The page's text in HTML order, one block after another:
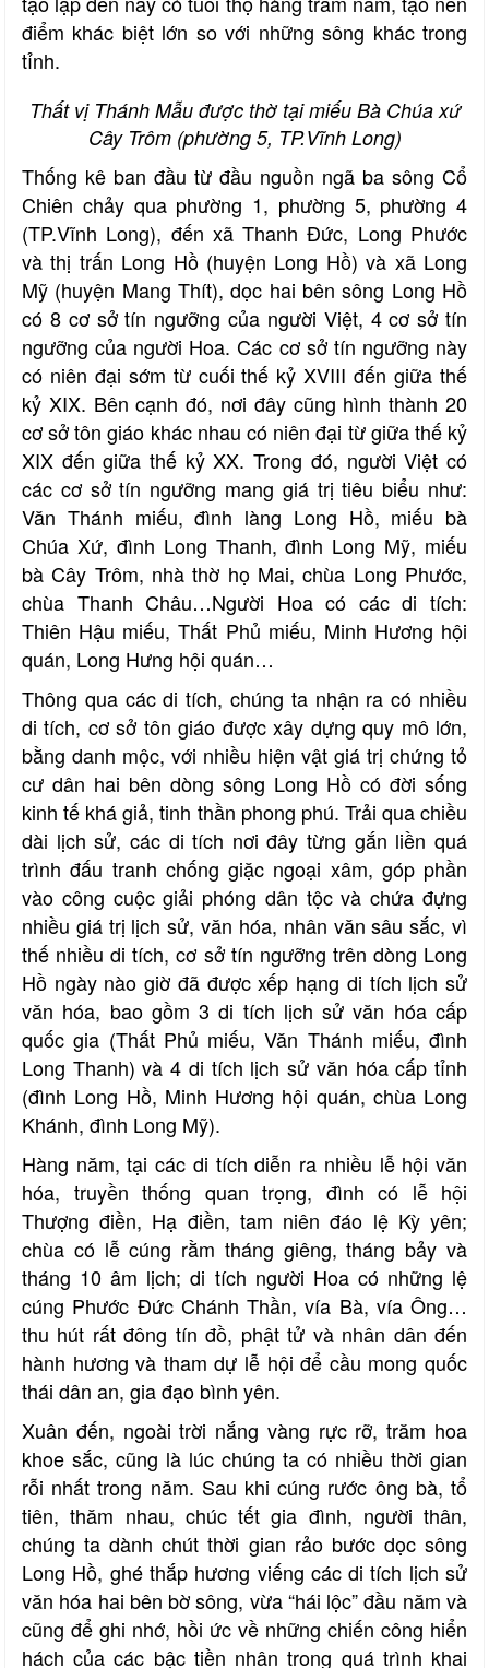
điểm khác biệt lớn so với những sông khác trong
tỉnh.
Thất vị Thánh Mẫu được thờ tại miếu Bà Chúa xứ
Cây Trôm (phường 5, TP.Vĩnh Long)
Thống kê ban đầu từ đầu nguồn ngã ba sông Cổ
Chiên chảy qua phường 1, phường 5, phường 4
(TP.Vĩnh Long), đến xã Thanh Đức, Long Phước
và thị trấn Long Hồ (huyện Long Hồ) và xã Long
Mỹ (huyện Mang Thít), dọc hai bên sông Long Hồ
có 8 cơ sở tín ngưỡng của người Việt, 4 cơ sở tín
ngưỡng của người Hoa. Các cơ sở tín ngưỡng này
có niên đại sớm từ cuối thế kỷ XVIII đến giữa thế
kỷ XIX. Bên cạnh đó, nơi đây cũng hình thành 20
cơ sở tôn giáo khác nhau có niên đại từ giữa thế kỷ
XIX đến giữa thế kỷ XX. Trong đó, người Việt có
các cơ sở tín ngưỡng mang giá trị tiêu biểu như:
Văn Thánh miếu, đình làng Long Hồ, miếu bà
Chúa Xứ, đình Long Thanh, đình Long Mỹ, miếu
bà Cây Trôm, nhà thờ họ Mai, chùa Long Phước,
chùa Thanh Châu…Người Hoa có các di tích:
Thiên Hậu miếu, Thất Phủ miếu, Minh Hương hội
quán, Long Hưng hội quán…
Thông qua các di tích, chúng ta nhận ra có nhiều
di tích, cơ sở tôn giáo được xây dựng quy mô lớn,
bằng danh mộc, với nhiều hiện vật giá trị chứng tỏ
cư dân hai bên dòng sông Long Hồ có đời sống
kinh tế khá giả, tinh thần phong phú. Trải qua chiều
dài lịch sử, các di tích nơi đây từng gắn liền quá
trình đấu tranh chống giặc ngoại xâm, góp phần
vào công cuộc giải phóng dân tộc và chứa đựng
nhiều giá trị lịch sử, văn hóa, nhân văn sâu sắc, vì
thế nhiều di tích, cơ sở tín ngưỡng trên dòng Long
Hồ ngày nào giờ đã được xếp hạng di tích lịch sử
văn hóa, bao gồm 3 di tích lịch sử văn hóa cấp
quốc gia (Thất Phủ miếu, Văn Thánh miếu, đình
Long Thanh) và 4 di tích lịch sử văn hóa cấp tỉnh
(đình Long Hồ, Minh Hương hội quán, chùa Long
Khánh, đình Long Mỹ).
Hàng năm, tại các di tích diễn ra nhiều lễ hội văn
hóa, truyền thống quan trọng, đình có lễ hội
Thượng điền, Hạ điền, tam niên đáo lệ Kỳ yên;
chùa có lễ cúng rằm tháng giêng, tháng bảy và
tháng 10 âm lịch; di tích người Hoa có những lệ
cúng Phước Đức Chánh Thần, vía Bà, vía Ông…
thu hút rất đông tín đồ, phật tử và nhân dân đến
hành hương và tham dự lễ hội để cầu mong quốc
thái dân an, gia đạo bình yên.
Xuân đến, ngoài trời nắng vàng rực rỡ, trăm hoa
khoe sắc, cũng là lúc chúng ta có nhiều thời gian
rỗi nhất trong năm. Sau khi cúng rước ông bà, tổ
tiên, thăm nhau, chúc tết gia đình, người thân,
chúng ta dành chút thời gian rảo bước dọc sông
Long Hồ, ghé thắp hương viếng các di tích lịch sử
văn hóa hai bên bờ sông, vừa “hái lộc” đầu năm và
cũng để ghi nhớ, hồi ức về những chiến công hiển
hách của các bậc tiền nhân trong quá trình khai